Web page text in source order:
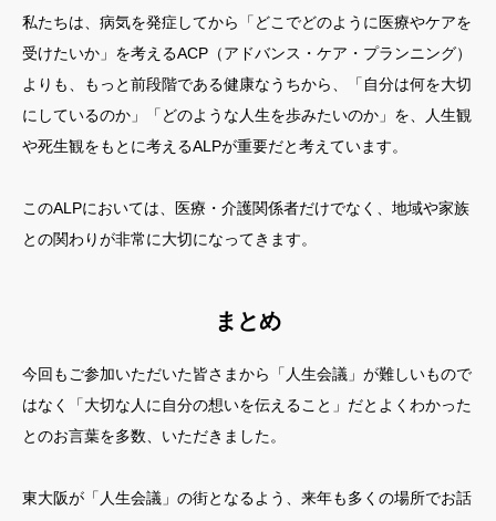
私たちは、病気を発症してから「どこでどのように医療やケアを
受けたいか」を考えるACP（アドバンス・ケア・プランニング）
よりも、もっと前段階である健康なうちから、「自分は何を大切
にしているのか」「どのような人生を歩みたいのか」を、人生観
や死生観をもとに考えるALPが重要だと考えています。
このALPにおいては、医療・介護関係者だけでなく、地域や家族
との関わりが非常に大切になってきます。
まとめ
今回もご参加いただいた皆さまから「人生会議」が難しいもので
はなく「大切な人に自分の想いを伝えること」だとよくわかった
とのお言葉を多数、いただきました。
東大阪が「人生会議」の街となるよう、来年も多くの場所でお話